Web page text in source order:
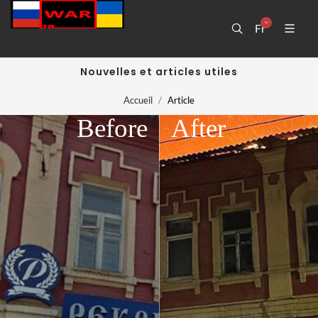
Fr
Nouvelles et articles utiles
Accueil Article
After
Before